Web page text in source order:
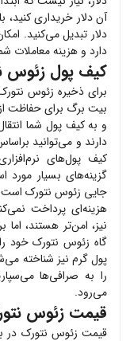
آن دلار خریداری
دلار تبدیل می‌کنید.
دارد و هزینه معاملات
کیف پول زئوس
برای ذخیره زئوس
بیت برگ برای حفاظت از
و به کیف پول شما
دارند و می‌توانید
کیف پول‌های
گزینه‌های بسیار مورد
جایی زئوس نتورک
هزینه‌ای پرداخت
نیز، امن‌تر هستند،
گاه زئوس نتورکخود
پول گرم نیز شناخته
را به صرافی‌ها
می‌رود.
قیمت زئوس
قیمت زئوس نتورک در